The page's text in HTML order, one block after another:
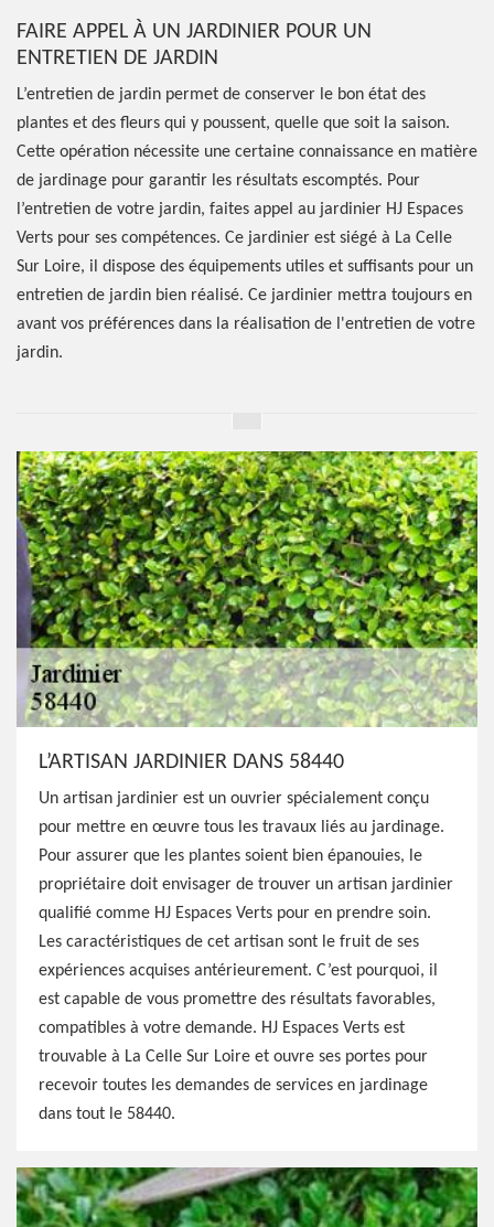
FAIRE APPEL À UN JARDINIER POUR UN
ENTRETIEN DE JARDIN
L’entretien de jardin permet de conserver le bon état des
plantes et des fleurs qui y poussent, quelle que soit la saison.
Cette opération nécessite une certaine connaissance en matière
de jardinage pour garantir les résultats escomptés. Pour
l’entretien de votre jardin, faites appel au jardinier HJ Espaces
Verts pour ses compétences. Ce jardinier est siégé à La Celle
Sur Loire, il dispose des équipements utiles et suffisants pour un
entretien de jardin bien réalisé. Ce jardinier mettra toujours en
avant vos préférences dans la réalisation de l'entretien de votre
jardin.
L’ARTISAN JARDINIER DANS 58440
Un artisan jardinier est un ouvrier spécialement conçu
pour mettre en œuvre tous les travaux liés au jardinage.
Pour assurer que les plantes soient bien épanouies, le
propriétaire doit envisager de trouver un artisan jardinier
qualifié comme HJ Espaces Verts pour en prendre soin.
Les caractéristiques de cet artisan sont le fruit de ses
expériences acquises antérieurement. C’est pourquoi, il
est capable de vous promettre des résultats favorables,
compatibles à votre demande. HJ Espaces Verts est
trouvable à La Celle Sur Loire et ouvre ses portes pour
recevoir toutes les demandes de services en jardinage
dans tout le 58440.